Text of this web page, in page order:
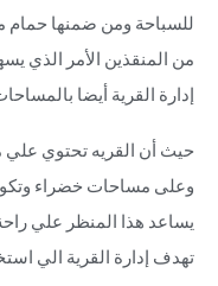
للسباحة ومن ضمنها
من المنقذين الأمر الذي
إدارة القرية أيضا
حيث أن القريه تحتوي
وعلى مساحات خضراء
يساعد هذا المنظر علي
تهدف إدارة القرية الي